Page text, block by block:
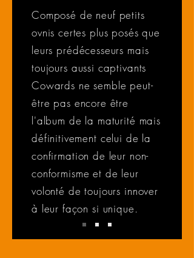
Composé de neuf petits
ovnis certes plus posés que
leurs prédécesseurs mais
toujours aussi captivants
Cowards ne semble peut-
être pas encore être
l'album de la maturité mais
définitivement celui de la
confirmation de leur non-
conformisme et de leur
volonté de toujours innover
à leur façon si unique.